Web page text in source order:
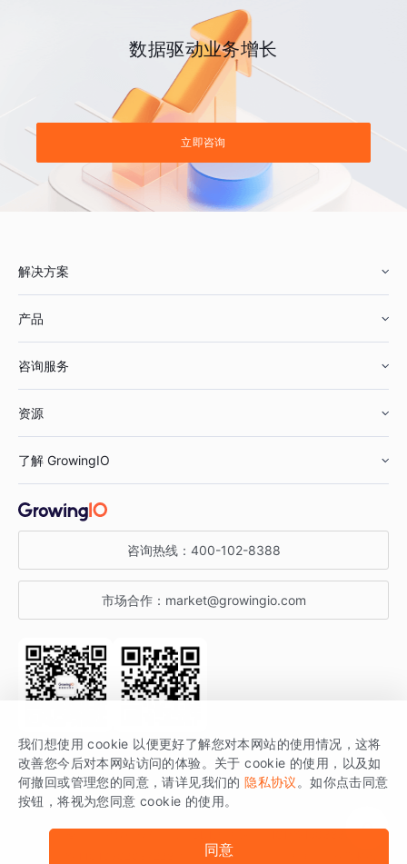
数据驱动业务增长
立即咨询
解决方案
鞋服行业
汽车行业
金融行业
产品
智能运营
获客分析
咨询服务
资源
增长公开课
增长博客
开发者文档
SDK 文档
场景指南
了解 GrowingIO
关于 GrowingIO
增长大会
行业活动
咨询热线： 400-102-8388
市场合作： market@growingio.com
关注公众号 获取更多干货
GrowingIO 是专注于数据智能分析与增长的品牌，核心平台为 GrowingIO
分析云。
版权所有 © 北京易数科技有限公司
我们想使用 cookie 以便更好了解您对本网站的使用情况，这将
改善您今后对本网站访问的体验。关于 cookie 的使用，以及如
何撤回或管理您的同意，请详见我们的 隐私协议 。如你点击同意
按钮，将视为您同意 cookie 的使用。
同意